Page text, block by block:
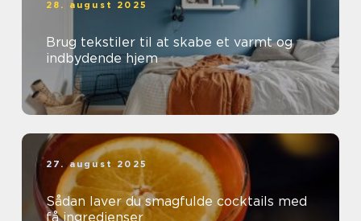
28. august 2025
Brug tekstiler til at skabe et varmt og
indbydende hjem
27. august 2025
Sådan laver du smagfulde cocktails med
få ingredienser